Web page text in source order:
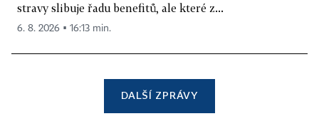
stravy slibuje řadu benefitů, ale které z...
6. 8. 2026 ▪ 16:13 min.
DALŠÍ ZPRÁVY